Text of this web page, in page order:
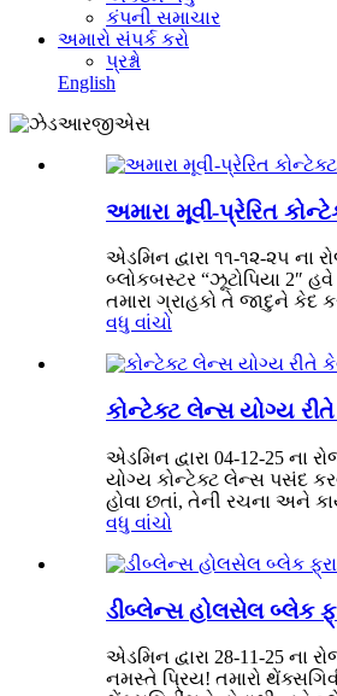
કંપની સમાચાર
અમારો સંપર્ક કરો
પ્રશ્નો
English
અમારા મૂવી-પ્રેરિત
એડમિન દ્વારા ૧૧-૧૨-૨૫ ના
બ્લોકબસ્ટર “ઝૂટોપિયા 2″
તમારા ગ્રાહકો તે જાદુને
વધુ વાંચો
કોન્ટેક્ટ લેન્સ યોગ્ય
એડમિન દ્વારા 04-12-25 ના
યોગ્ય કોન્ટેક્ટ લેન્સ પસંદ
હોવા છતાં, તેની રચના અને
વધુ વાંચો
ડીબ્લેન્સ હોલસેલ બ્લેક
એડમિન દ્વારા 28-11-25 ના
નમસ્તે પ્રિય! તમારો